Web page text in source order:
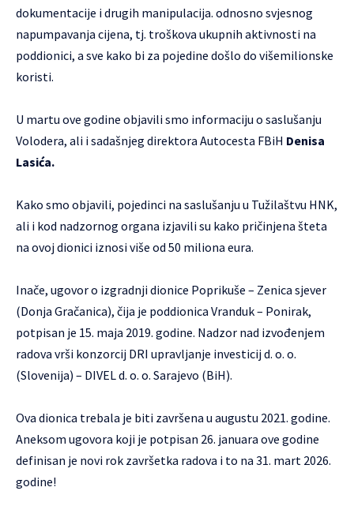
dokumentacije i drugih manipulacija. odnosno svjesnog
napumpavanja cijena, tj. troškova ukupnih aktivnosti na
poddionici, a sve kako bi za pojedine došlo do višemilionske
koristi.
U martu ove godine objavili smo informaciju o saslušanju
Volodera, ali i sadašnjeg direktora Autocesta FBiH Denisa
Lasića.
Kako smo objavili, pojedinci na saslušanju u Tužilaštvu HNK,
ali i kod nadzornog organa izjavili su kako pričinjena šteta
na ovoj dionici iznosi više od 50 miliona eura.
Inače, ugovor o izgradnji dionice Poprikuše – Zenica sjever
(Donja Gračanica), čija je poddionica Vranduk – Ponirak,
potpisan je 15. maja 2019. godine. Nadzor nad izvođenjem
radova vrši konzorcij DRI upravljanje investicij d. o. o.
(Slovenija) – DIVEL d. o. o. Sarajevo (BiH).
Ova dionica trebala je biti završena u augustu 2021. godine.
Aneksom ugovora koji je potpisan 26. januara ove godine
definisan je novi rok završetka radova i to na 31. mart 2026.
godine!